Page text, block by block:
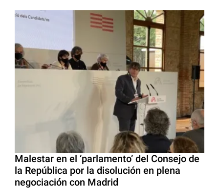
Malestar en el ‘parlamento’ del Consejo de
la República por la disolución en plena
negociación con Madrid